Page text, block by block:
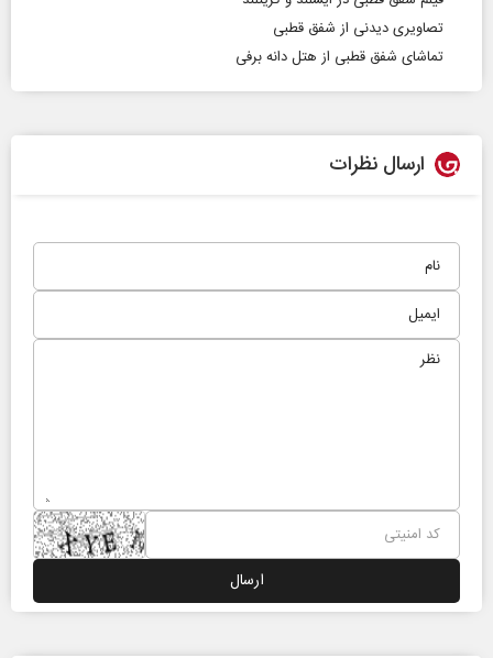
تصاویری دیدنی از شفق قطبی
تماشای شفق قطبی از هتل دانه برفی
ارسال نظرات